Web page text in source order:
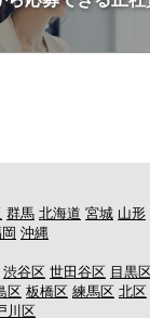
群馬 北海道 宮城 山形
沖縄
渋谷区 世田谷区 目黒
区 板橋区 練馬区 北区
川区